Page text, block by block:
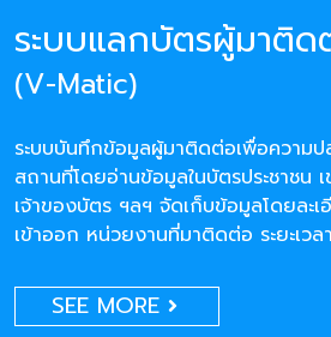
ระบบแลกบัตรผู้มาติด
(V-Matic)
ระบบบันทึกข้อมูลผู้มาติดต่อเพื่อความ
สถานที่โดยอ่านข้อมูลในบัตรประชาชน
เจ้าของบัตร ฯลฯ จัดเก็บข้อมูลโดยละเ
เข้าออก หน่วยงานที่มาติดต่อ ระยะเวล
SEE MORE